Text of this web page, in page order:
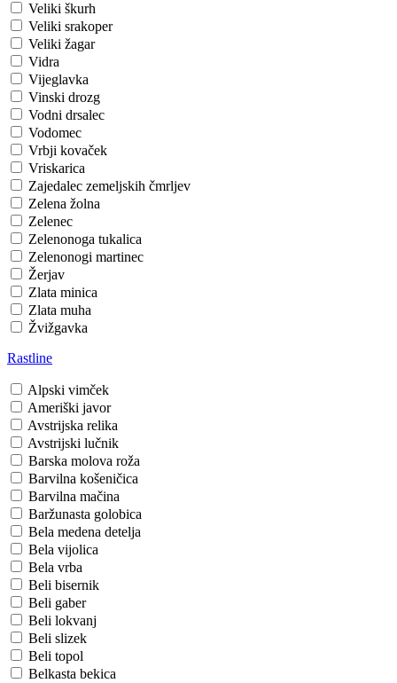
Veliki škurh
Veliki srakoper
Veliki žagar
Vidra
Vijeglavka
Vinski drozg
Vodni drsalec
Vodomec
Vrbji kovaček
Vriskarica
Zajedalec zemeljskih čmrljev
Zelena žolna
Zelenec
Zelenonoga tukalica
Zelenonogi martinec
Žerjav
Zlata minica
Zlata muha
Žvižgavka
Rastline
Alpski vimček
Ameriški javor
Avstrijska relika
Avstrijski lučnik
Barska molova roža
Barvilna košeničica
Barvilna mačina
Baržunasta golobica
Bela medena detelja
Bela vijolica
Bela vrba
Beli bisernik
Beli gaber
Beli lokvanj
Beli slizek
Beli topol
Belkasta bekica